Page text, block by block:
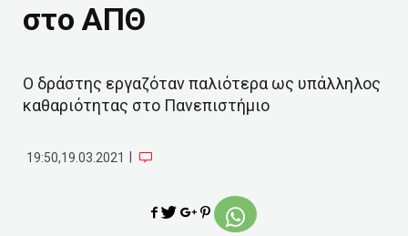
στο ΑΠΘ
Ο δράστης εργαζόταν παλιότερα ως υπάλληλος
καθαριότητας στο Πανεπιστήμιο
19:50,19.03.2021